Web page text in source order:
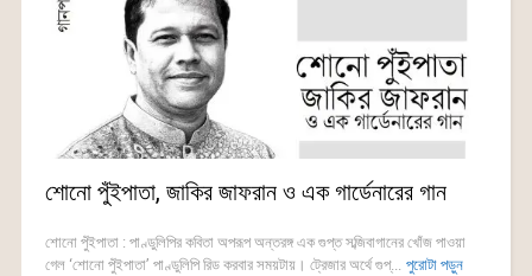
শোনো পুঁইপাতা, জাকির জাফরান ও এক গার্ডেনারের গান
শোনো পুঁইপাতা : পাণ্ডুলিপির কবিতা অপরূপ অন্তরঙ্গ এক গুপ্ত সব্জিবাগানের খোঁজ পাওয়া
গেল ‘শোনো পুঁইপাতা’ পাণ্ডুলিপি রিড করবার সময়টায়। ট্রেজার অর্থে গুপ্... পুরোটা পড়ুন